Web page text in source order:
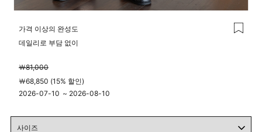
가격 이상의 완성도
데일리로 부담 없이
￦81,000
￦68,850 (15% 할인)
2026-07-10 ~ 2026-08-10